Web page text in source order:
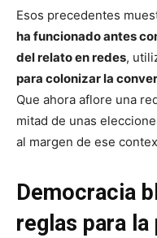
Esos precedentes
ha funcionado antes
del relato en redes,
para colonizar la
Que ahora aflore una
mitad de unas
al margen de ese
Democracia
reglas para la